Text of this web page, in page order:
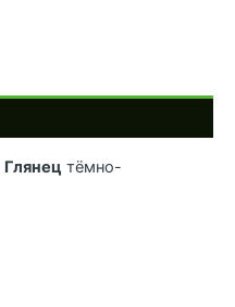
Глянец тёмно-